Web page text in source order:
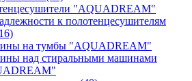
"AQUADREAM"
к полотенцесушителям
на тумбы "AQUADREAM"
над стиральными машинами